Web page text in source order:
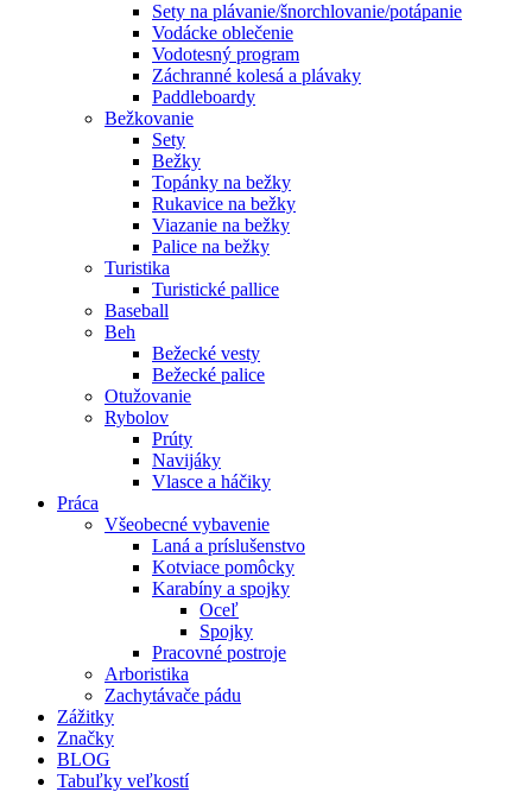
Sety na plávanie/šnorchlovanie/potápanie
Vodácke oblečenie
Vodotesný program
Záchranné kolesá a plávaky
Paddleboardy
Bežkovanie
Sety
Bežky
Topánky na bežky
Rukavice na bežky
Viazanie na bežky
Palice na bežky
Turistika
Turistické pallice
Baseball
Beh
Bežecké vesty
Bežecké palice
Otužovanie
Rybolov
Prúty
Navijáky
Vlasce a háčiky
Práca
Všeobecné vybavenie
Laná a príslušenstvo
Kotviace pomôcky
Karabíny a spojky
Oceľ
Spojky
Pracovné postroje
Arboristika
Zachytávače pádu
Zážitky
Značky
BLOG
Tabuľky veľkostí